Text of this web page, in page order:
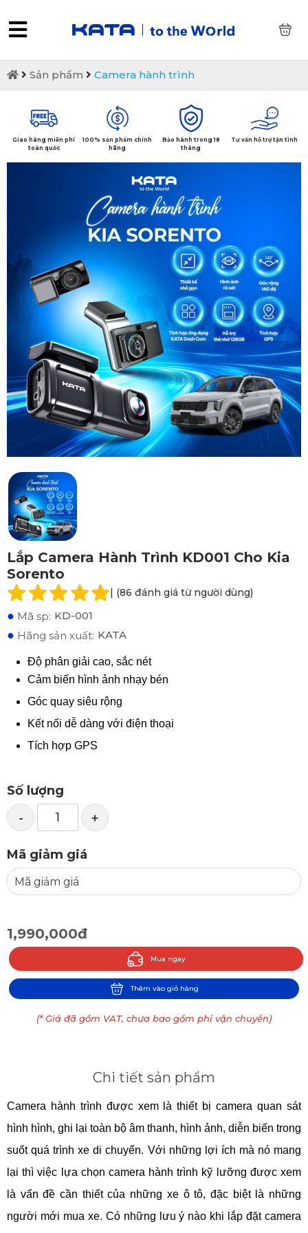
Sản phẩm Camera hành trình
Giao hàng miễn phí
toàn quốc
100% sản phẩm chính
hãng
Bảo hành trong 18
tháng
Tư vấn hỗ trợ tận tình
Lắp Camera Hành Trình KD001 Cho Kia
Sorento
| (86 đánh giá từ người dùng)
● Mã sp: KD-001
● Hãng sản xuất: KATA
Độ phân giải cao, sắc nét
Cảm biến hình ảnh nhạy bén
Góc quay siêu rộng
Kết nối dễ dàng với điện thoại
Tích hợp GPS
Số lượng
- +
Mã giảm giá
1,990,000đ
Mua ngay
Thêm vào giỏ hàng
(* Giá đã gồm VAT, chưa bao gồm phí vận chuyển)
Chi tiết sản phẩm
Camera hành trình được xem là thiết bị camera quan sát
hình hình, ghi lại toàn bộ âm thanh, hình ảnh, diễn biến trong
suốt quá trình xe di chuyển. Với những lợi ích mà nó mang
lại thì việc lựa chọn camera hành trình kỹ lưỡng được xem
là vấn đề cần thiết của những xe ô tô, đặc biệt là những
người mới mua xe. Có những lưu ý nào khi lắp đặt camera